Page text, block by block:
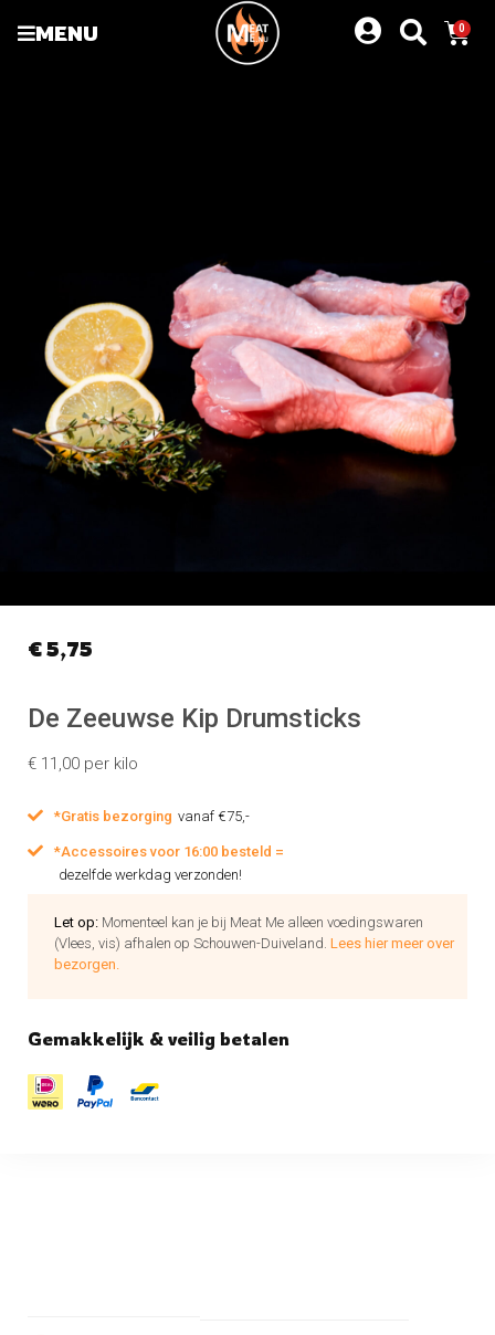
MENU 0
€5,75
De Zeeuwse Kip Drumsticks
€ 11,00 per kilo
*Gratis bezorging vanaf €75,-
*Accessoires voor 16:00 besteld =
dezelfde werkdag verzonden!
Let op: Momenteel kan je bij Meat Me alleen voedingswaren
(Vlees, vis) afhalen op Schouwen-Duiveland. Lees hier meer over
bezorgen.
Gemakkelijk & veilig betalen